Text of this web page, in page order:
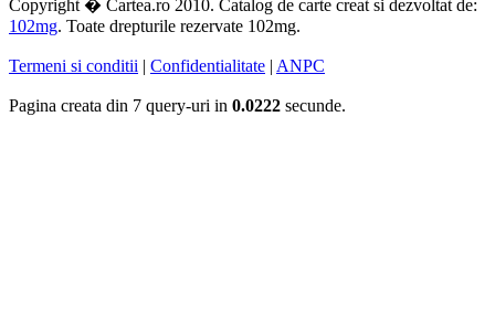
Copyright � Cartea.ro 2010. Catalog de carte creat si dezvoltat de:
102mg. Toate drepturile rezervate 102mg.
Termeni si conditii | Confidentialitate | ANPC
Pagina creata din 7 query-uri in 0.0222 secunde.